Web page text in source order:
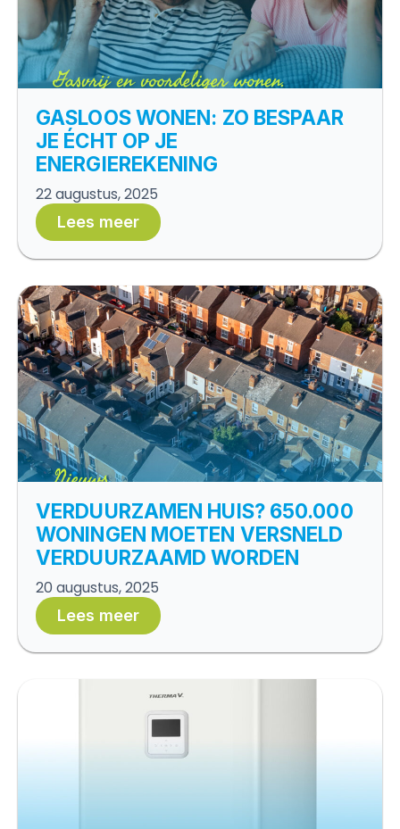
GASLOOS WONEN: ZO BESPAAR
JE ÉCHT OP JE
ENERGIEREKENING
22 augustus, 2025
Lees meer
VERDUURZAMEN HUIS? 650.000
WONINGEN MOETEN VERSNELD
VERDUURZAAMD WORDEN
20 augustus, 2025
Lees meer